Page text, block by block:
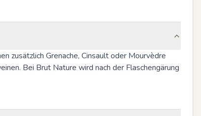
zusätzlich Grenache, Cinsault oder Mourvèdre
Bei Brut Nature wird nach der Flaschengärung